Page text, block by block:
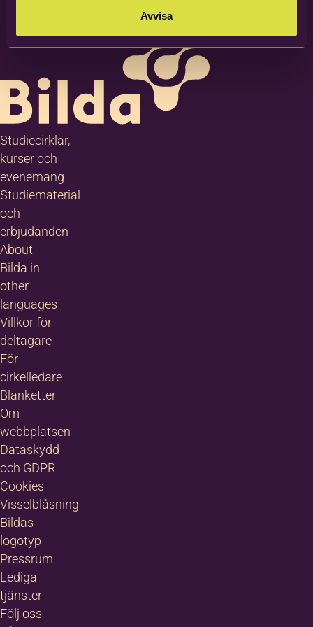
Avvisa
Studiecirklar,
kurser och
evenemang
Studiematerial
och
erbjudanden
About
Bilda in
other
languages
Villkor för
deltagare
För
cirkelledare
Blanketter
Om
webbplatsen
Dataskydd
och GDPR
Cookies
Visselblåsning
Bildas
logotyp
Pressrum
Lediga
tjänster
Följ oss